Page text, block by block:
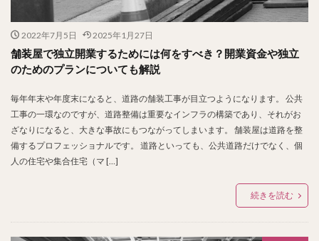
2022年7月5日 2025年1月27日
舗装屋で独立開業するためには何をすべき？開業資金や独立
のためのプランについても解説
毎年年末や年度末になると、道路の舗装工事が目立つようになります。 公共
工事の一環なのですが、道路整備は重要なインフラの構築であり、それがお
ざなりになると、大きな事故にもつながってしまいます。 舗装屋は道路を整
備するプロフェッショナルです。 道路といっても、公共道路だけでなく、個
人の住宅や集合住宅（マ […]
続きを読む